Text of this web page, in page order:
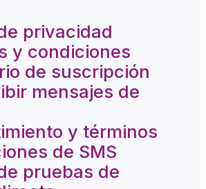
privacidad
y condiciones
de suscripción
mensajes de
y términos
de SMS
pruebas de